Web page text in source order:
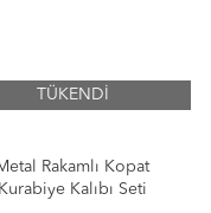
TÜKENDİ
Rakamlı Kopat
Kurabiye Kalıbı Seti